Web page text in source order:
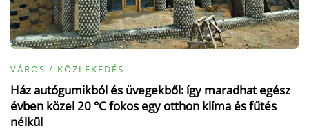
VÁROS / KÖZLEKEDÉS
Ház autógumikból és üvegekből: így maradhat egész
évben közel 20 °C fokos egy otthon klíma és fűtés
nélkül